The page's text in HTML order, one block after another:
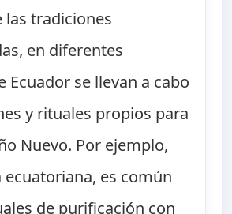
las tradiciones
en diferentes
Ecuador se llevan a cabo
y rituales propios para
Nuevo. Por ejemplo,
ecuatoriana, es común
de purificación con